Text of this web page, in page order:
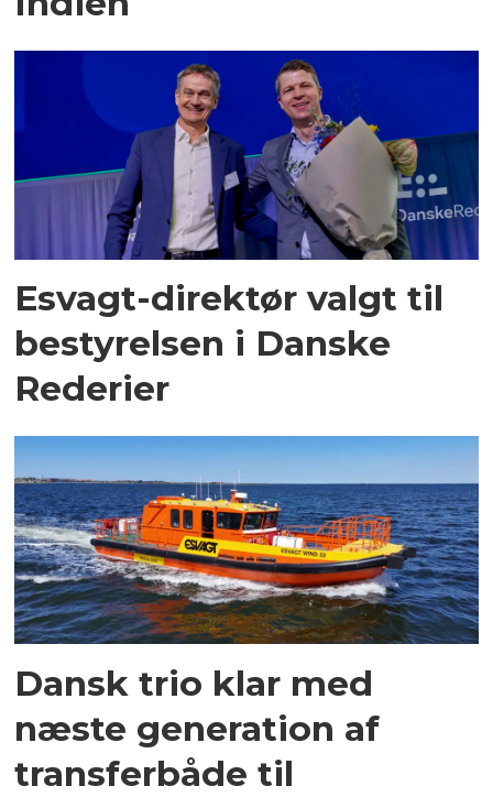
Esvagt-direktør valgt til
bestyrelsen i Danske
Rederier
Dansk trio klar med
næste generation af
transferbåde til